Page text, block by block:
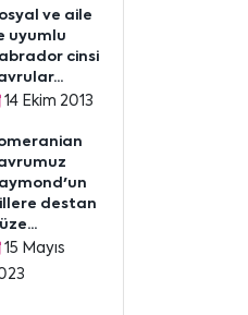
ve aile
uyumlu
cinsi
14 Ekim 2013
destan
15 Mayıs